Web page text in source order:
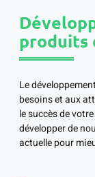
produits
Le
besoins et aux
le succès de
développer de
actuelle pour